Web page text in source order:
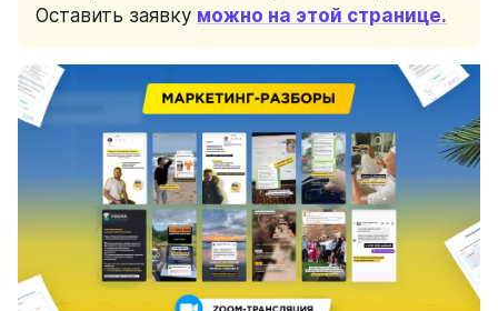
Оставить заявку можно на этой странице.